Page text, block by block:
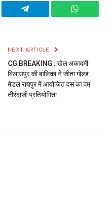
Telegram
NEXT ARTICLE
CG BREAKING : खेल अकादमी
बिलासपुर की बालिका ने जीता गोल्ड
मेडल रायपुर में आयोजित दस का दम
तीरंदाजी प्रतियोगिता